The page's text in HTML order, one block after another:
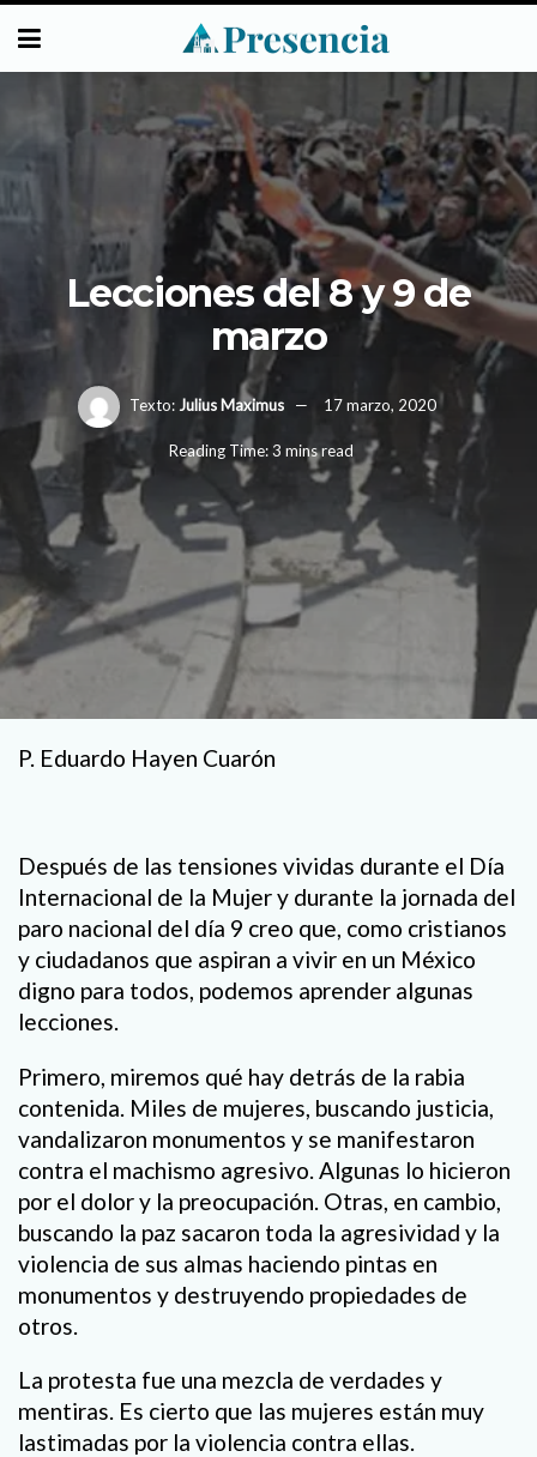
Lecciones del 8 y 9 de
marzo
Texto: Julius Maximus 17 marzo, 2020
Reading Time: 3 mins read
P. Eduardo Hayen Cuarón
Después de las tensiones vividas durante el Día
Internacional de la Mujer y durante la jornada del
paro nacional del día 9 creo que, como cristianos
y ciudadanos que aspiran a vivir en un México
digno para todos, podemos aprender algunas
lecciones.
Primero, miremos qué hay detrás de la rabia
contenida. Miles de mujeres, buscando justicia,
vandalizaron monumentos y se manifestaron
contra el machismo agresivo. Algunas lo hicieron
por el dolor y la preocupación. Otras, en cambio,
buscando la paz sacaron toda la agresividad y la
violencia de sus almas haciendo pintas en
monumentos y destruyendo propiedades de
otros.
La protesta fue una mezcla de verdades y
mentiras. Es cierto que las mujeres están muy
lastimadas por la violencia contra ellas.